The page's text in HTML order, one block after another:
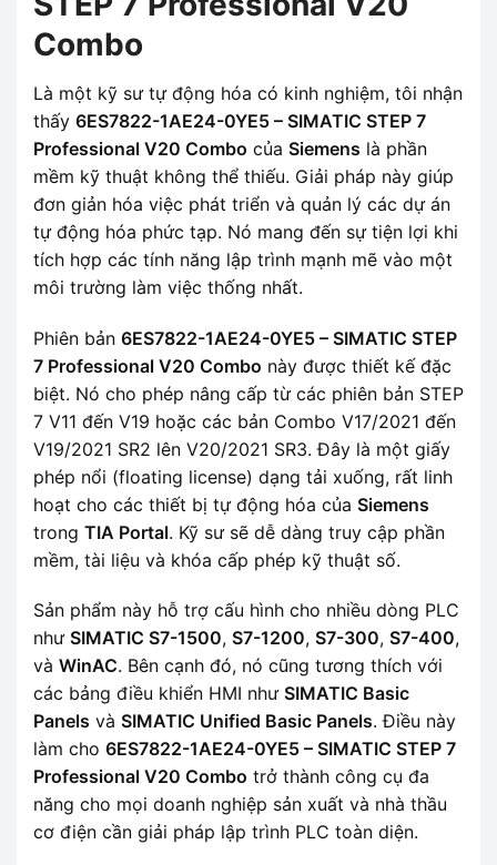
Combo
Là một kỹ sư tự động hóa có kinh nghiệm, tôi nhận
thấy 6ES7822-1AE24-0YE5 – SIMATIC STEP 7
Professional V20 Combo của Siemens là phần
mềm kỹ thuật không thể thiếu. Giải pháp này giúp
đơn giản hóa việc phát triển và quản lý các dự án
tự động hóa phức tạp. Nó mang đến sự tiện lợi khi
tích hợp các tính năng lập trình mạnh mẽ vào một
môi trường làm việc thống nhất.
Phiên bản 6ES7822-1AE24-0YE5 – SIMATIC STEP
7 Professional V20 Combo này được thiết kế đặc
biệt. Nó cho phép nâng cấp từ các phiên bản STEP
7 V11 đến V19 hoặc các bản Combo V17/2021 đến
V19/2021 SR2 lên V20/2021 SR3. Đây là một giấy
phép nổi (floating license) dạng tải xuống, rất linh
hoạt cho các thiết bị tự động hóa của Siemens
trong TIA Portal. Kỹ sư sẽ dễ dàng truy cập phần
mềm, tài liệu và khóa cấp phép kỹ thuật số.
Sản phẩm này hỗ trợ cấu hình cho nhiều dòng PLC
như SIMATIC S7-1500, S7-1200, S7-300, S7-400,
và WinAC. Bên cạnh đó, nó cũng tương thích với
các bảng điều khiển HMI như SIMATIC Basic
Panels và SIMATIC Unified Basic Panels. Điều này
làm cho 6ES7822-1AE24-0YE5 – SIMATIC STEP 7
Professional V20 Combo trở thành công cụ đa
năng cho mọi doanh nghiệp sản xuất và nhà thầu
cơ điện cần giải pháp lập trình PLC toàn diện.